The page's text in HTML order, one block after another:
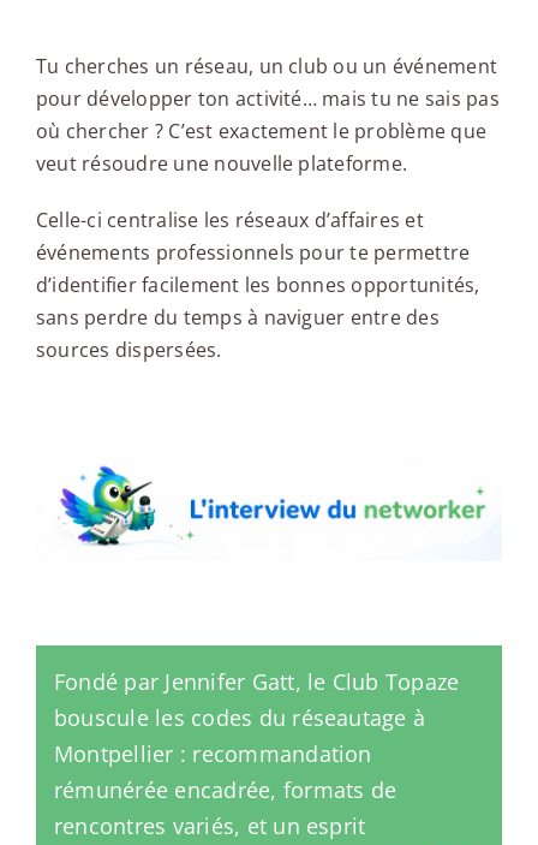
Tu cherches un réseau, un club ou un événement
pour développer ton activité… mais tu ne sais pas
où chercher ? C’est exactement le problème que
veut résoudre une nouvelle plateforme.
Celle-ci centralise les réseaux d’affaires et
événements professionnels pour te permettre
d’identifier facilement les bonnes opportunités,
sans perdre du temps à naviguer entre des
sources dispersées.
Fondé par Jennifer Gatt, le Club Topaze
bouscule les codes du réseautage à
Montpellier : recommandation
rémunérée encadrée, formats de
rencontres variés, et un esprit